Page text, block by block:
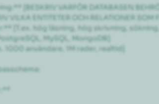
[BESKRIV VARFÖR DATABASEN
VILKA ENTITETER OCH RELATIONER SOM
[T.ex. hög läsning, hög skrivning,
MySQL, MongoDB]
användare, 1M rader, realtid]